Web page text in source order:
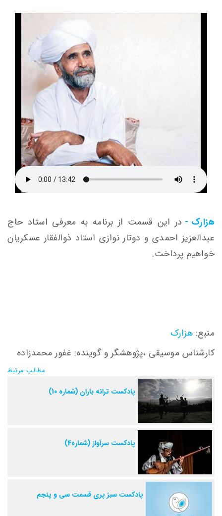
هزارک - در این قسمت از برنامه به معرفی استاد حاج
عبدالعزیز احمدی و دوتار نوازی استاد ذوالفقار عسکریان
خواهیم پرداخت.
منبع: هزارک
کارشناس موسیقی ،پژوهشگر و گوینده: غفور محمدزاده
مطالب مرتبط
پادکست ترانه باران (شماره 10)
پادکست سرآواز (شماره4)
پادکست سبز پری قسمت سی و پنجم